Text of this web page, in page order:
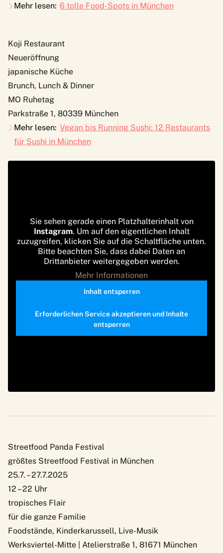
Mehr lesen: 6 tolle Food-Spots in München
Koji Restaurant
Neueröffnung
japanische Küche
Brunch, Lunch & Dinner
MO Ruhetag
Parkstraße 1, 80339 München
Mehr lesen: Vegan bis Running Sushi: 12 Restaurants
für Sushi in München
Sie sehen gerade einen Platzhalterinhalt von
Instagram. Um auf den eigentlichen Inhalt
zuzugreifen, klicken Sie auf die Schaltfläche unten.
Bitte beachten Sie, dass dabei Daten an
Drittanbieter weitergegeben werden.
Mehr Informationen
Inhalt entsperren
Erforderlichen Service akzeptieren und Inhalte
entsperren
Streetfood Panda Festival
größtes Streetfood Festival in München
25.7. – 27.7.2025
12 – 22 Uhr
tropisches Flair
für die ganze Familie
Foodstände, Kinderkarussell, Live-Musik
Werksviertel-Mitte | Atelierstraße 1, 81671 München